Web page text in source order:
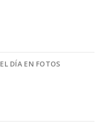
EL DÍA EN FOTOS